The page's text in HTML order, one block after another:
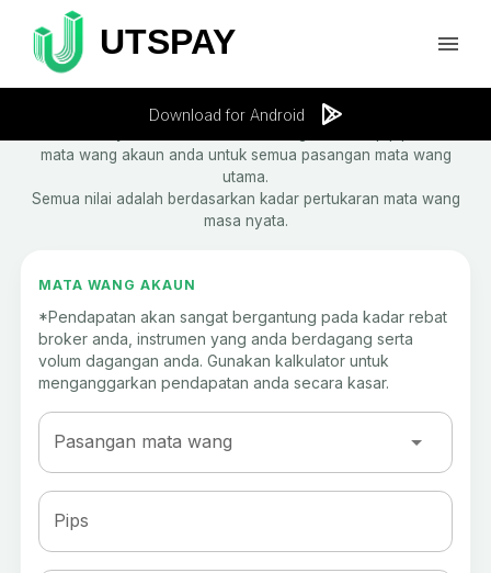
Download for Android
Kalkulator Pip
mata wang akaun anda untuk semua pasangan mata wang
utama.
Semua nilai adalah berdasarkan kadar pertukaran mata wang
masa nyata.
MATA WANG AKAUN
*Pendapatan akan sangat bergantung pada kadar rebat
broker anda, instrumen yang anda berdagang serta
volum dagangan anda. Gunakan kalkulator untuk
menganggarkan pendapatan anda secara kasar.
Pasangan mata wang
Pips